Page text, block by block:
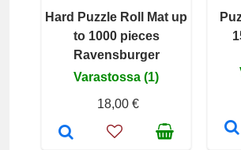
Hard Puzzle Roll Mat up
to 1000 pieces
Ravensburger
Varastossa (1)
18,00 €